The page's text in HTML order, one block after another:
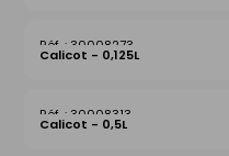
30008273
Calicot - 0,125L
30008313
Calicot - 0,5L